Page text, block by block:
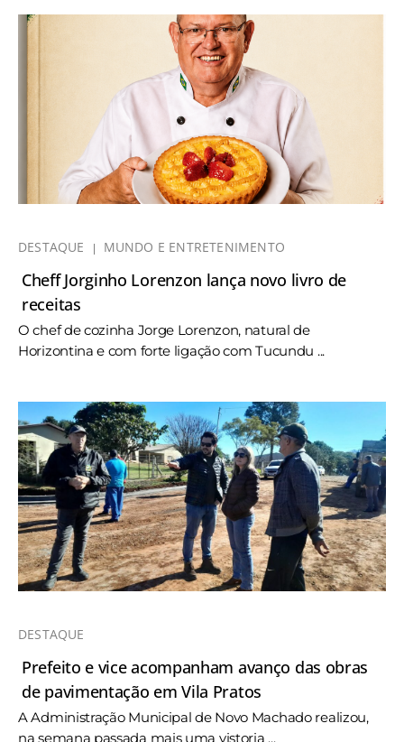
DESTAQUE MUNDO E ENTRETENIMENTO
Cheff Jorginho Lorenzon lança novo livro de
receitas
O chef de cozinha Jorge Lorenzon, natural de
Horizontina e com forte ligação com Tucundu ...
DESTAQUE
Prefeito e vice acompanham avanço das obras
de pavimentação em Vila Pratos
A Administração Municipal de Novo Machado realizou,
na semana passada mais uma vistoria ...